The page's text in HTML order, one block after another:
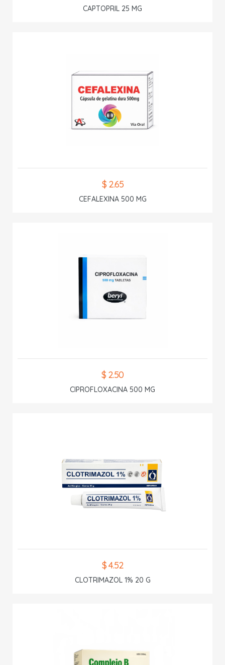
CAPTOPRIL 25 MG
$ 2.65
CEFALEXINA 500 MG
$ 2.50
CIPROFLOXACINA 500 MG
$ 4.52
CLOTRIMAZOL 1% 20 G